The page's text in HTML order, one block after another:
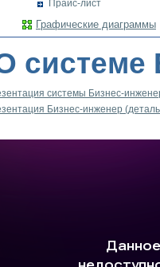
Прайс-лист
Графические диаграммы
системе
системы Бизнес-
Бизнес-инженер